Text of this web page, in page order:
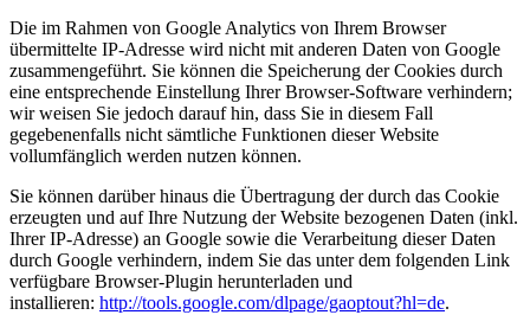
Die im Rahmen von Google Analytics von Ihrem Browser
übermittelte IP-Adresse wird nicht mit anderen Daten von Google
zusammengeführt. Sie können die Speicherung der Cookies durch
eine entsprechende Einstellung Ihrer Browser-Software verhindern;
wir weisen Sie jedoch darauf hin, dass Sie in diesem Fall
gegebenenfalls nicht sämtliche Funktionen dieser Website
vollumfänglich werden nutzen können.
Sie können darüber hinaus die Übertragung der durch das Cookie
erzeugten und auf Ihre Nutzung der Website bezogenen Daten (inkl.
Ihrer IP-Adresse) an Google sowie die Verarbeitung dieser Daten
durch Google verhindern, indem Sie das unter dem folgenden Link
verfügbare Browser-Plugin herunterladen und
installieren: http://tools.google.com/dlpage/gaoptout?hl=de.